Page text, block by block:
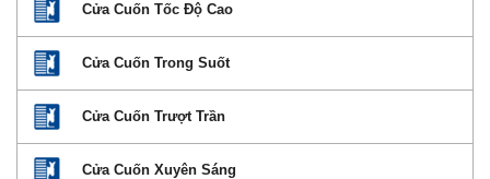
Cửa Cuốn Tốc Độ Cao
Cửa Cuốn Trong Suốt
Cửa Cuốn Trượt Trần
Cửa Cuốn Xuyên Sáng